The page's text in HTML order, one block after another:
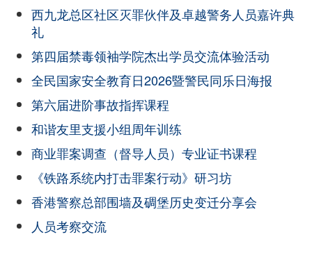
西九龙总区社区灭罪伙伴及卓越警务人员嘉许典
礼
第四届禁毒领袖学院杰出学员交流体验活动
全民国家安全教育日2026暨警民同乐日海报
第六届进阶事故指挥课程
和谐友里支援小组周年训练
商业罪案调查（督导人员）专业证书课程
《铁路系统内打击罪案行动》研习坊
香港警察总部围墙及碉堡历史变迁分享会
人员考察交流